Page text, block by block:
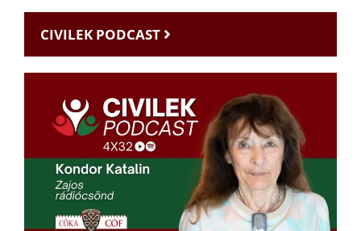
CIVILEK PODCAST